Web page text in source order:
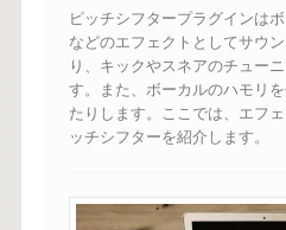
ピッチシフタープラグインは
などのエフェクトとしてサウ
り、キックやスネアのチュー
す。また、ボーカルのハモリ
たりします。ここでは、エフ
ッチシフターを紹介します。